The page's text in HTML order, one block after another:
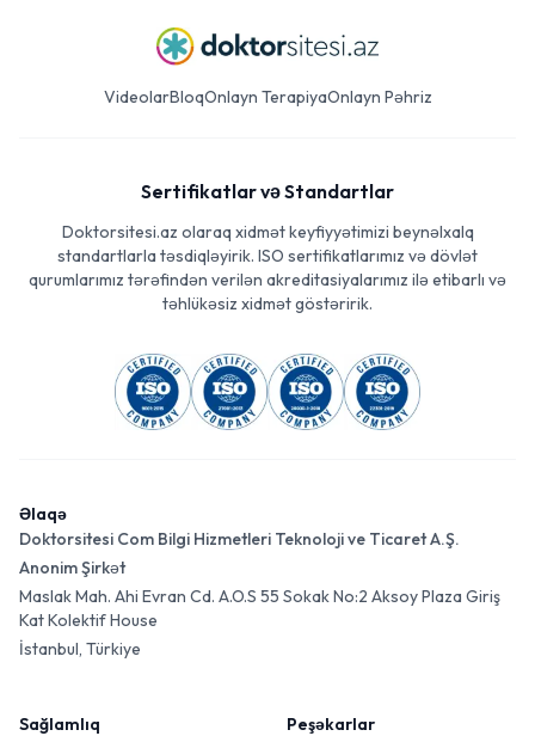
VideolarBloqOnlayn TerapiyaOnlayn Pəhriz
Sertifikatlar və Standartlar
Doktorsitesi.az olaraq xidmət keyfiyyətimizi beynəlxalq
standartlarla təsdiqləyirik. ISO sertifikatlarımız və dövlət
qurumlarımız tərəfindən verilən akreditasiyalarımız ilə etibarlı və
təhlükəsiz xidmət göstəririk.
Əlaqə
Doktorsitesi Com Bilgi Hizmetleri Teknoloji ve Ticaret A.Ş.
Anonim Şirkət
Maslak Mah. Ahi Evran Cd. A.O.S 55 Sokak No:2 Aksoy Plaza Giriş
Kat Kolektif House
İstanbul, Türkiye
Sağlamlıq
Peşəkarlar